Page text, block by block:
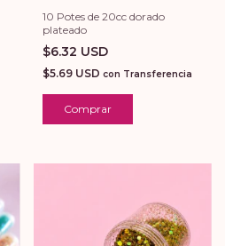
10 Potes de 20cc dorado
plateado
$6.32 USD
$5.69 USD con Transferencia